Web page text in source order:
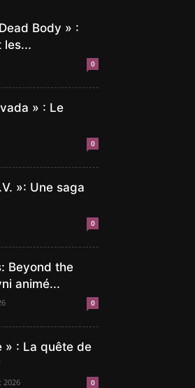
Body » :
les...
0
» : Le
0
»: Une saga
0
Beyond the
animé...
0
» : La quête de
2026 0